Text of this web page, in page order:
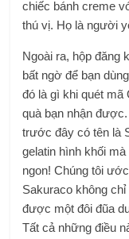
chiếc bánh creme
thú vị. Họ là người
Ngoài ra, hộp đăng
bất ngờ để bạn
đó là gì khi quét
quà bạn nhận
trước đây có tên là
gelatin hình khối
ngon! Chúng tôi
Sakuraco không
được một đôi đũa
Tất cả những điều